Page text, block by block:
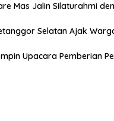
Mas Jalin Silaturahmi
Selatan Ajak
Upacara Pemberian